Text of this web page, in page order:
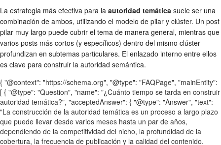
La estrategia más efectiva para la autoridad temática suele ser una
combinación de ambos, utilizando el modelo de pilar y clúster. Un post
pilar muy largo puede cubrir el tema de manera general, mientras que
varios posts más cortos (y específicos) dentro del mismo clúster
profundizan en subtemas particulares. El enlazado interno entre ellos
es clave para construir la autoridad semántica.
{ "@context": "https://schema.org", "@type": "FAQPage", "mainEntity":
[ { "@type": "Question", "name": "¿Cuánto tiempo se tarda en construir
autoridad temática?", "acceptedAnswer": { "@type": "Answer", "text":
"La construcción de la autoridad temática es un proceso a largo plazo
que puede llevar desde varios meses hasta un par de años,
dependiendo de la competitividad del nicho, la profundidad de la
cobertura, la frecuencia de publicación y la calidad del contenido.